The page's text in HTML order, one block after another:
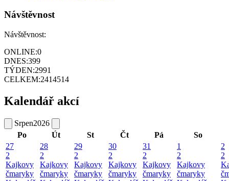
Návštěvnost
Návštěvnost:
ONLINE:0
DNES:399
TÝDEN:2991
CELKEM:2414514
Kalendář akcí
Srpen2026
Po
Út St Čt Pá
So
27
2
Kajkovy
čmaryky
28
2
Kajkovy
čmaryky
29
2
Kajkovy
čmaryky
30
2
Kajkovy
čmaryky
31
2
Kajkovy
čmaryky
1
2
Kajkovy
čmaryky
2
2